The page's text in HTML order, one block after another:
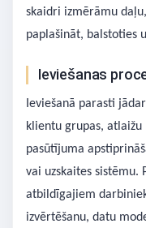
skaidri izmērāmu
paplašināt, balstoties
Ieviešanas
Ieviešanā parasti
klientu grupas,
pasūtījuma
vai uzskaites sistēmu.
atbildīgajiem
izvērtēšanu, datu